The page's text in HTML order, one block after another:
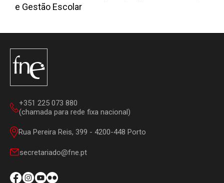
e Gestão Escolar
+351 225 073 880
(chamada para rede fixa nacional)
Rua Pereira Reis, 399 - 4200-448 Porto
secretariado@fne.pt